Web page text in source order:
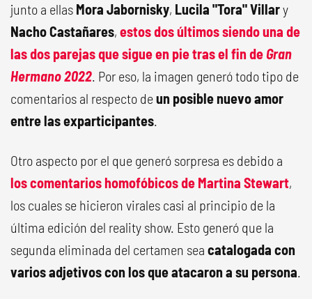
junto a ellas Mora Jabornisky, Lucila "Tora" Villary
Nacho Castañares, estos dos últimos siendo una de
las dos parejas que sigue en pie tras el fin de Gran
Hermano 2022. Por eso, la imagen generó todo tipo de
comentarios al respecto deun posible nuevo amor
entre las exparticipantes.
Otro aspecto por el que generó sorpresa es debido a
los comentarios homofóbicos de Martina Stewart,
los cuales se hicieron virales casi al principio de la
última edición del reality show. Esto generó que la
segunda eliminada del certamen sea catalogada con
varios adjetivos con los que atacaron a su persona.